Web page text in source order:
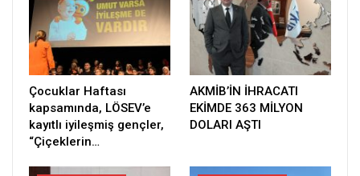
Çocuklar Haftası
kapsamında, LÖSEV’e
kayıtlı iyileşmiş gençler,
“Çiçeklerin…
AKMİB’İN İHRACATI
EKİMDE 363 MİLYON
DOLARI AŞTI